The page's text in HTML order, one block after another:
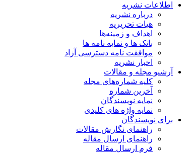
اطلاعات نشریه
درباره نشریه
هیات تحریریه
اهداف و زمینه‌ها
بانک ها و نمایه نامه ها
موافقت نامه دسترسی آزاد
اخبار نشریه
آرشیو مجله و مقالات
کلیه شماره‌های مجله
آخرین شماره
نمایه نویسندگان
نمایه واژه های کلیدی
برای نویسندگان
راهنمای نگارش مقالات
راهنمای ارسال مقاله
فرم ارسال مقاله